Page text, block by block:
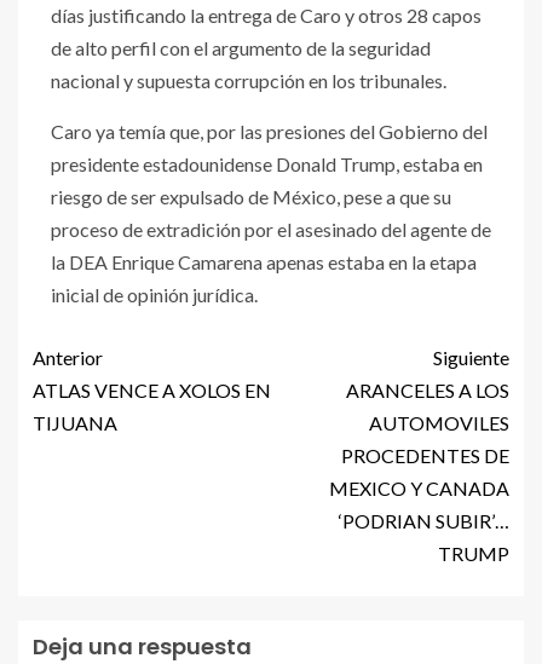
días justificando la entrega de Caro y otros 28 capos
de alto perfil con el argumento de la seguridad
nacional y supuesta corrupción en los tribunales.
Caro ya temía que, por las presiones del Gobierno del
presidente estadounidense Donald Trump, estaba en
riesgo de ser expulsado de México, pese a que su
proceso de extradición por el asesinado del agente de
la DEA Enrique Camarena apenas estaba en la etapa
inicial de opinión jurídica.
Anterior
ATLAS VENCE A XOLOS EN
TIJUANA
Siguiente
ARANCELES A LOS
AUTOMOVILES
PROCEDENTES DE
MEXICO Y CANADA
‘PODRIAN SUBIR’…
TRUMP
Deja una respuesta